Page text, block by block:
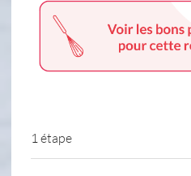
1 étape